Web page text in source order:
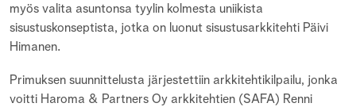
myös valita asuntonsa tyylin kolmesta uniikista
sisustuskonseptista, jotka on luonut sisustusarkkitehti Päivi
Himanen.
Primuksen suunnittelusta järjestettiin arkkitehtikilpailu, jonka
voitti Haroma & Partners Oy arkkitehtien (SAFA) Renni